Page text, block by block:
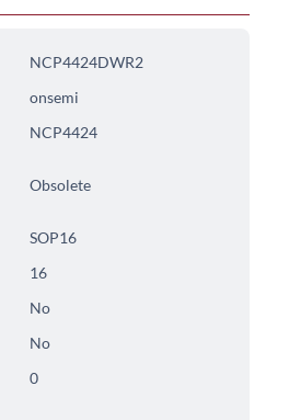
NCP4424DWR2
onsemi
NCP4424
Obsolete
SOP16
16
No
No
0